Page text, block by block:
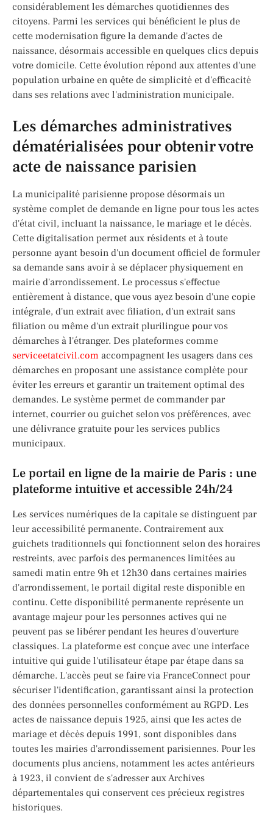
considérablement les démarches quotidiennes des
citoyens. Parmi les services qui bénéficient le plus de
cette modernisation figure la demande d'actes de
naissance, désormais accessible en quelques clics depuis
votre domicile. Cette évolution répond aux attentes d'une
population urbaine en quête de simplicité et d'efficacité
dans ses relations avec l'administration municipale.
Les démarches administratives
dématérialisées pour obtenir votre
acte de naissance parisien
La municipalité parisienne propose désormais un
système complet de demande en ligne pour tous les actes
d'état civil, incluant la naissance, le mariage et le décès.
Cette digitalisation permet aux résidents et à toute
personne ayant besoin d'un document officiel de formuler
sa demande sans avoir à se déplacer physiquement en
mairie d'arrondissement. Le processus s'effectue
entièrement à distance, que vous ayez besoin d'une copie
intégrale, d'un extrait avec filiation, d'un extrait sans
filiation ou même d'un extrait plurilingue pour vos
démarches à l'étranger. Des plateformes comme
serviceetatcivil.com accompagnent les usagers dans ces
démarches en proposant une assistance complète pour
éviter les erreurs et garantir un traitement optimal des
demandes. Le système permet de commander par
internet, courrier ou guichet selon vos préférences, avec
une délivrance gratuite pour les services publics
municipaux.
Le portail en ligne de la mairie de Paris : une
plateforme intuitive et accessible 24h/24
Les services numériques de la capitale se distinguent par
leur accessibilité permanente. Contrairement aux
guichets traditionnels qui fonctionnent selon des horaires
restreints, avec parfois des permanences limitées au
samedi matin entre 9h et 12h30 dans certaines mairies
d'arrondissement, le portail digital reste disponible en
continu. Cette disponibilité permanente représente un
avantage majeur pour les personnes actives qui ne
peuvent pas se libérer pendant les heures d'ouverture
classiques. La plateforme est conçue avec une interface
intuitive qui guide l'utilisateur étape par étape dans sa
démarche. L'accès peut se faire via FranceConnect pour
sécuriser l'identification, garantissant ainsi la protection
des données personnelles conformément au RGPD. Les
actes de naissance depuis 1925, ainsi que les actes de
mariage et décès depuis 1991, sont disponibles dans
toutes les mairies d'arrondissement parisiennes. Pour les
documents plus anciens, notamment les actes antérieurs
à 1923, il convient de s'adresser aux Archives
départementales qui conservent ces précieux registres
historiques.